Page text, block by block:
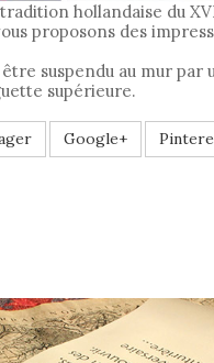
hollandaise du
proposons des
être suspendu au mur
supérieure.
Google+